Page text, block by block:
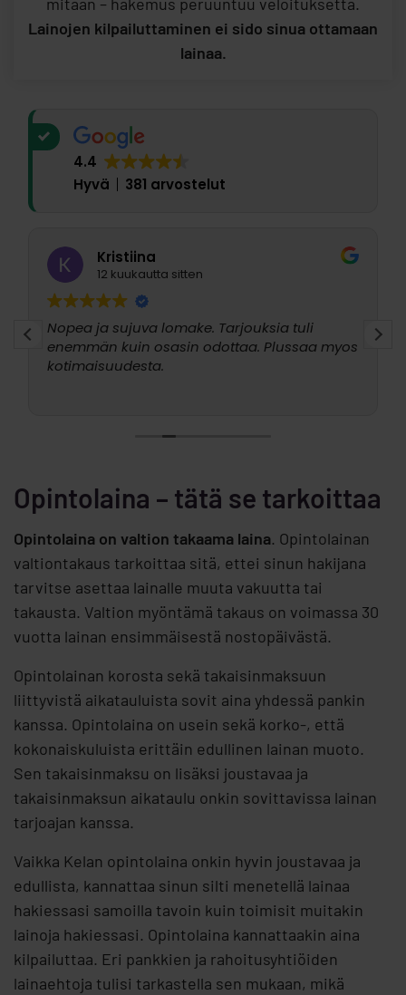
Lainojen kilpailuttaminen ei sido sinua ottamaan
lainaa.
4.4
Hyvä
381 arvostelut
Kristiina
12 kuukautta sitten
Nopea ja sujuva lomake. Tarjouksia tuli
enemmän kuin osasin odottaa. Plussaa myos
kotimaisuudesta.
Opintolaina – tätä se tarkoittaa
Opintolaina on valtion takaama laina. Opintolainan
valtiontakaus tarkoittaa sitä, ettei sinun hakijana
tarvitse asettaa lainalle muuta vakuutta tai
takausta. Valtion myöntämä takaus on voimassa 30
vuotta lainan ensimmäisestä nostopäivästä.
Opintolainan korosta sekä takaisinmaksuun
liittyvistä aikatauluista sovit aina yhdessä pankin
kanssa. Opintolaina on usein sekä korko-, että
kokonaiskuluista erittäin edullinen lainan muoto.
Sen takaisinmaksu on lisäksi joustavaa ja
takaisinmaksun aikataulu onkin sovittavissa lainan
tarjoajan kanssa.
Vaikka Kelan opintolaina onkin hyvin joustavaa ja
edullista, kannattaa sinun silti menetellä lainaa
hakiessasi samoilla tavoin kuin toimisit muitakin
lainoja hakiessasi. Opintolaina kannattaakin aina
kilpailuttaa. Eri pankkien ja rahoitusyhtiöiden
lainaehtoja tulisi tarkastella sen mukaan, mikä